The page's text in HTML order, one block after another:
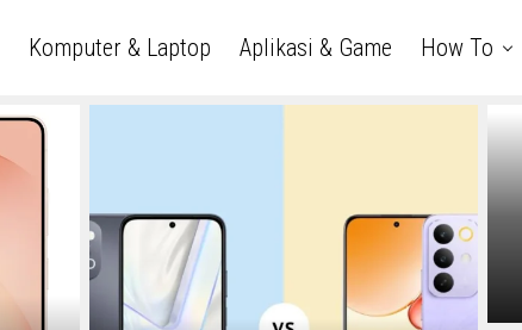
Komputer & Laptop Aplikasi & Game How To